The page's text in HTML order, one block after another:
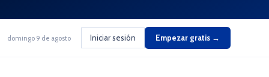
domingo 9 de agosto Iniciar sesión Empezar gratis →